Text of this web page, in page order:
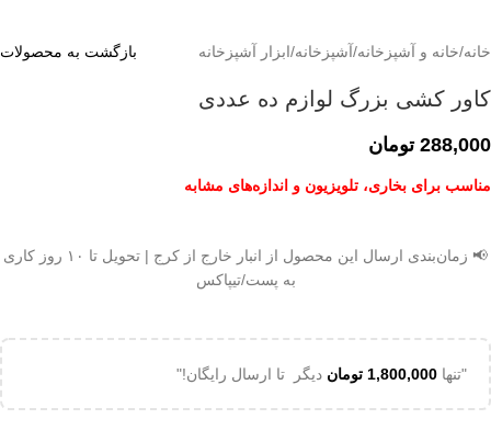
خانه/خانه و آشپزخانه/آشپزخانه/ابزار آشپزخانه بازگشت به محصولات
کاور کشی بزرگ لوازم ده عددی
288,000 تومان
مناسب برای بخاری، تلویزیون و اندازه‌های مشابه
📢 زمان‌بندی ارسال این محصول از انبار خارج از کرج | تحویل تا ۱۰ روز کاری
به پست/تیپاکس
"تنها 1,800,000 تومان دیگر تا ارسال رایگان!"